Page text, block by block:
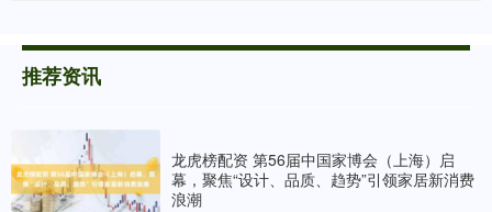
推荐资讯
龙虎榜配资 第56届中国家博会（上海）启
幕，聚焦“设计、品质、趋势”引领家居新消费
浪潮